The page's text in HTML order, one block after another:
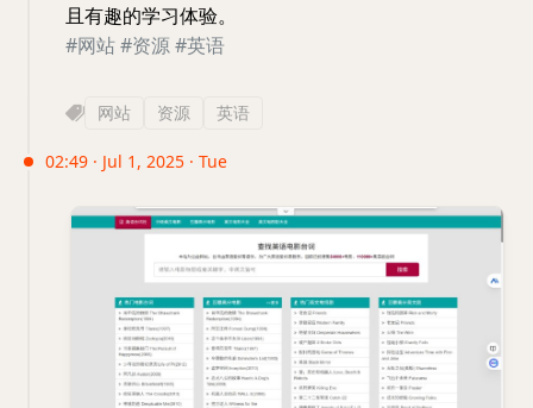
且有趣的学习体验。
#网站#资源#英语
网站 资源 英语
02:49 · Jul 1, 2025 · Tue